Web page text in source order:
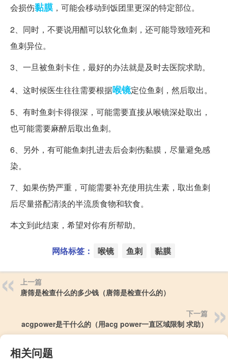
会损伤黏膜，可能会移动到饭团里更深的特定部位。
2、同时，不要说用醋可以软化鱼刺，还可能导致噎死和
鱼刺异位。
3、一旦被鱼刺卡住，最好的办法就是及时去医院求助。
4、这时候医生往往需要根据喉镜定位鱼刺，然后取出。
5、有时鱼刺卡得很深，可能需要直接从喉镜深处取出，
也可能需要麻醉后取出鱼刺。
6、另外，有可能鱼刺扎进去后会刺伤黏膜，尽量避免感
染。
7、如果伤势严重，可能需要补充使用抗生素，取出鱼刺
后尽量搭配清淡的半流质食物和软食。
本文到此结束，希望对你有所帮助。
网络标签： 喉镜 鱼刺 黏膜
上一篇
唐筛是检查什么的多少钱（唐筛是检查什么的）
下一篇
acgpower是干什么的（用acg power一直区域限制 求助）
相关问题